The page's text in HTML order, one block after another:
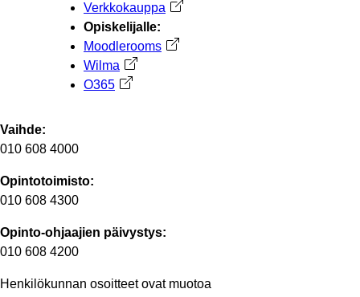
Verkkokauppa Avautuu uuteen välilehteen
Opiskelijalle:
Moodlerooms Avautuu uuteen välilehteen
Wilma Avautuu uuteen välilehteen
O365 Avautuu uuteen välilehteen
Vaihde:
010 608 4000
Opintotoimisto:
010 608 4300
Opinto-ohjaajien päivystys:
010 608 4200
Henkilökunnan osoitteet ovat muotoa